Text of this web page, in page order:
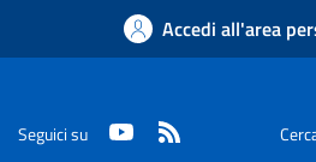
Accedi all'area
Seguici su Youtube